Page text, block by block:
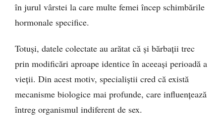
în jurul vârstei la care multe femei încep schimbările
hormonale specifice.
Totuși, datele colectate au arătat că și bărbații trec
prin modificări aproape identice în aceeași perioadă a
vieții. Din acest motiv, specialiștii cred că există
mecanisme biologice mai profunde, care influențează
întreg organismul indiferent de sex.